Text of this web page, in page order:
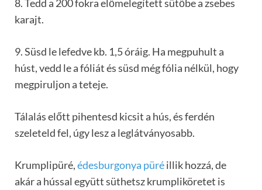
8. Tedd a 200 fokra előmelegített sütőbe a zsebes
karajt.
9. Süsd le lefedve kb. 1,5 óráig. Ha megpuhult a
húst, vedd le a fóliát és süsd még fólia nélkül, hogy
megpiruljon a teteje.
Tálalás előtt pihentesd kicsit a hús, és ferdén
szeleteld fel, úgy lesz a leglátványosabb.
Krumplipüré,édesburgonya püréillik hozzá, de
akár a hússal együtt süthetsz krumpliköretet is